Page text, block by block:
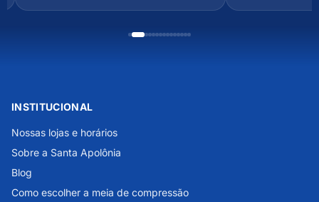
INSTITUCIONAL
Nossas lojas e horários
Sobre a Santa Apolônia
Blog
Como escolher a meia de compressão